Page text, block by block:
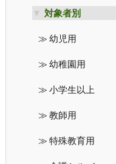
対象者別
幼児用
幼稚園用
小学生以上
教師用
特殊教育用